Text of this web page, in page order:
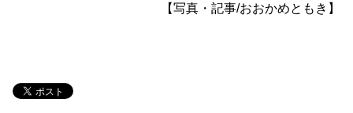
【写真・記事/おおかめともき】